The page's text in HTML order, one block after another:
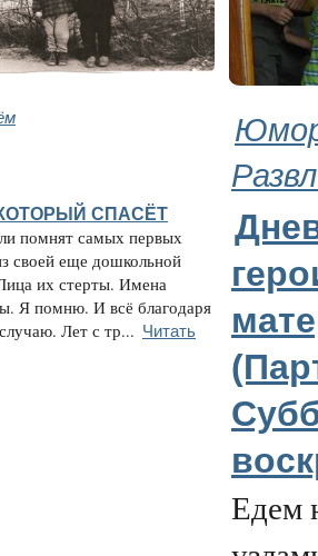
СПАСЁТ
помнят самых первых
своей еще дошкольной
их стерты. Имена
Я помню. И всё благодаря
Лет с тр... Читать
Едем